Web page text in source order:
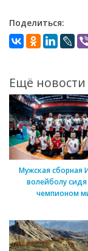
Поделиться:
Ещё новости
Мужская сборная
волейболу сидя
чемпионом